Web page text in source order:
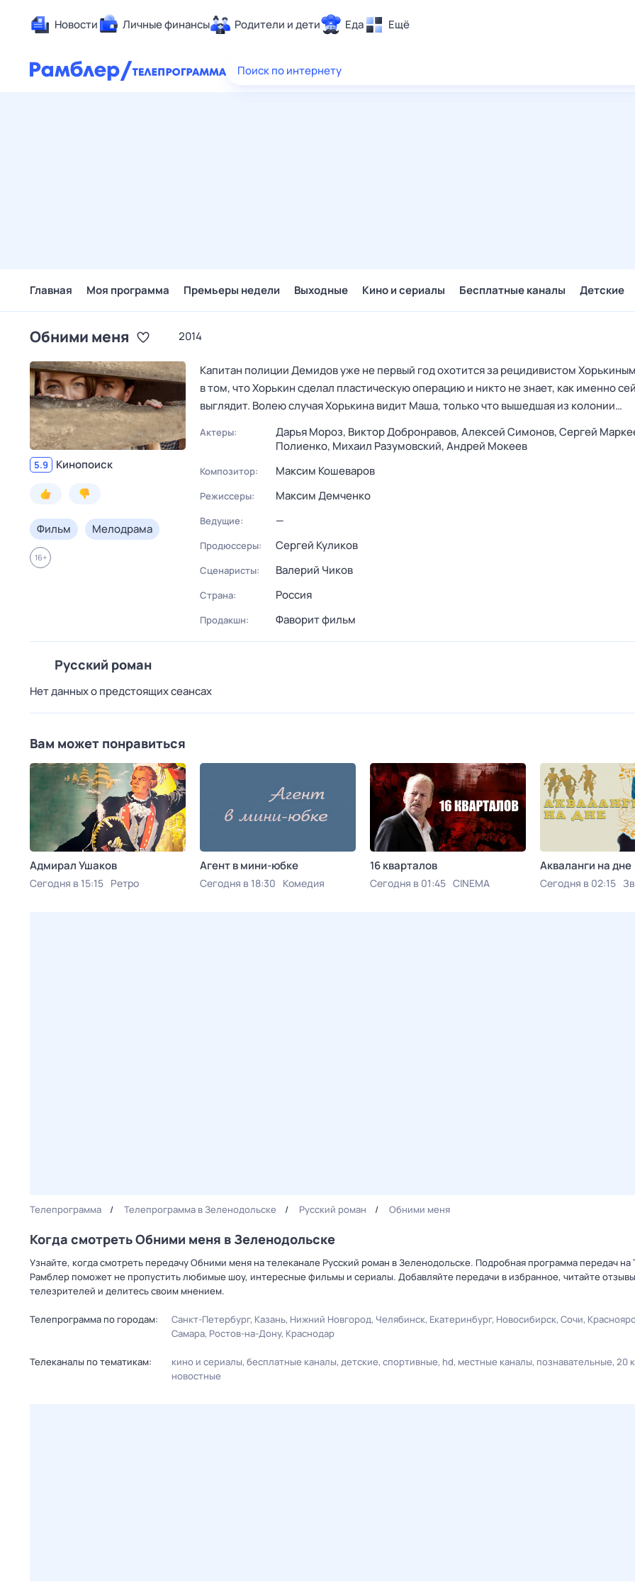
Новости Личные финансы Родители и дети Еда Ещё
Здоровье
Поиск по интернету
Главная Моя программа Премьеры недели Выходные Кино и сериалы Бесплатные каналы Детские
Обними меня 2014
5.9 Кинопоиск
Фильм Мелодрама
16+
Капитан полиции Демидов уже не первый год охотится за рецидивистом
в том, что Хорькин сделал пластическую операцию и никто не знает, как именно
выглядит. Волею случая Хорькина видит Маша, только что вышедшая из колонии…
Актеры: Дарья Мороз, Виктор Добронравов,Алексей Симонов,Сергей
Полиенко, Михаил Разумовский,Андрей Мокеев
Композитор: Максим Кошеваров
Режиссеры: Максим Демченко
Ведущие: —
Продюссеры: Сергей Куликов
Сценаристы: Валерий Чиков
Страна: Россия
Продакшн: Фаворит фильм
Русский роман
Нет данных о предстоящих сеансах
Вам может понравиться
Адмирал Ушаков
Сегодня в 15:15 Ретро
Агент в мини-юбке
Сегодня в 18:30 Комедия
16 кварталов
Сегодня в 01:45 CINEMA
Акваланги на дне
Сегодня в 02:15
Телепрограмма Телепрограмма в Зеленодольске Русский роман Обними меня
Когда смотреть Обними меня в Зеленодольске
Узнайте, когда смотреть передачу Обними меня на телеканале Русский роман в Зеленодольске. Подробная программа передач на
Рамблер поможет не пропустить любимые шоу, интересные фильмы и сериалы. Добавляйте передачи в избранное, читайте отзывы
телезрителей и делитесь своим мнением.
Телепрограмма по городам: Санкт-Петербург Казань Нижний Новгород Челябинск Екатеринбург Новосибирск Сочи
Самара Ростов-на-Дону Краснодар
Телеканалы по тематикам: кино и сериалы бесплатные каналы детские спортивные hd местные каналы познавательные 20
новостные